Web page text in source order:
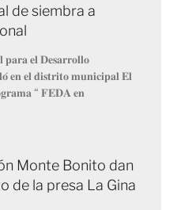
de siembra a
𝐞𝐥 𝐃𝐞𝐬𝐚𝐫𝐫𝐨𝐥𝐥𝐨
𝐞𝐥 𝐝𝐢𝐬𝐭𝐫𝐢𝐭𝐨 𝐦𝐮𝐧𝐢𝐜𝐢𝐩𝐚𝐥 𝐄𝐥
“ 𝐅𝐄𝐃𝐀 𝐞𝐧
Monte Bonito dan
de la presa La Gina